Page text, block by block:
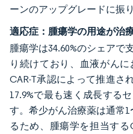
ーンのアップグレードに振
適応症：腫瘍学の用途が治
腫瘍学は34.60%のシェアで
り続けており、血液がん
CAR-T承認によって推進さ
17.9%で最も速く成長する
す。希少がん治療薬は通常
るため、腫瘍学を担当す